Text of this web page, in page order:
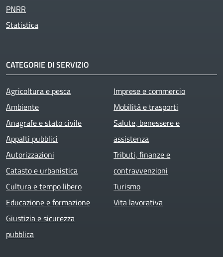
PNRR
Statistica
CATEGORIE DI SERVIZIO
Agricoltura e pesca
Ambiente
Anagrafe e stato civile
Appalti pubblici
Autorizzazioni
Catasto e urbanistica
Cultura e tempo libero
Educazione e formazione
Giustizia e sicurezza
pubblica
Imprese e commercio
Mobilità e trasporti
Salute, benessere e
assistenza
Tributi, finanze e
contravvenzioni
Turismo
Vita lavorativa